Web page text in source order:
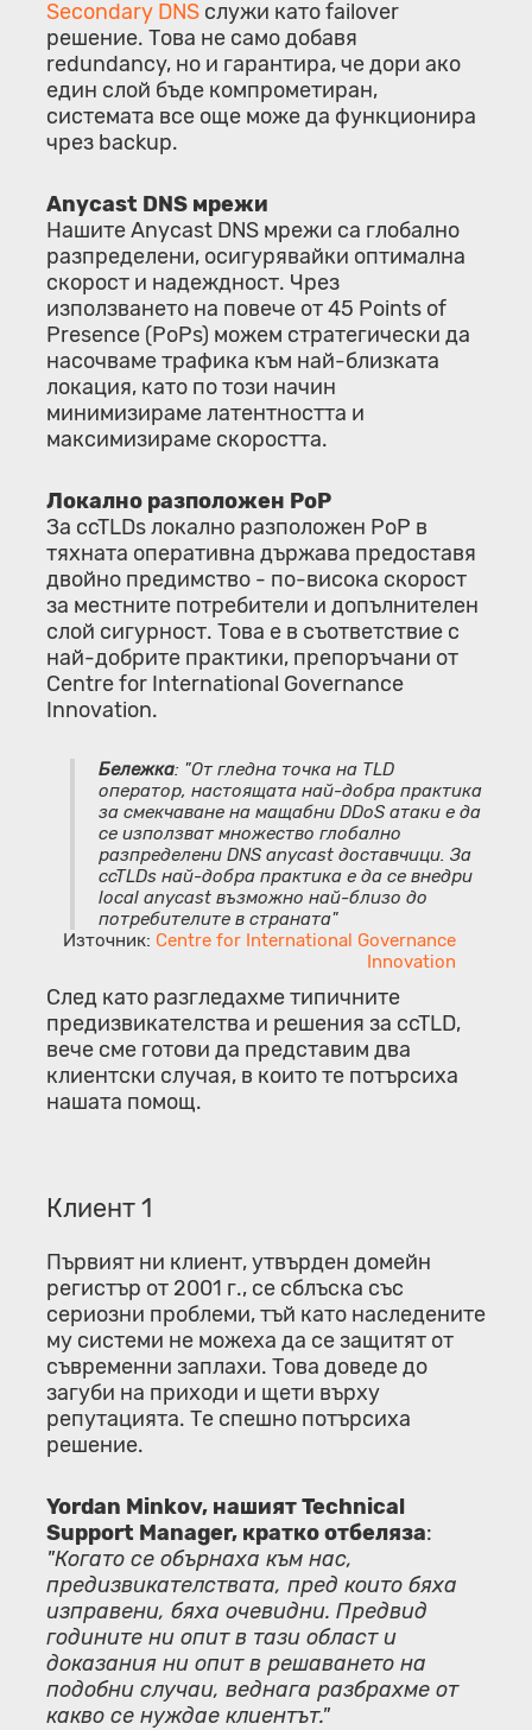
Secondary DNS служи като failover
решение. Това не само добавя
redundancy, но и гарантира, че дори ако
един слой бъде компрометиран,
системата все още може да функционира
чрез backup.
Anycast DNS мрежи
Нашите Anycast DNS мрежи са глобално
разпределени, осигурявайки оптимална
скорост и надеждност. Чрез
използването на повече от 45 Points of
Presence (PoPs) можем стратегически да
насочваме трафика към най-близката
локация, като по този начин
минимизираме латентността и
максимизираме скоростта.
Локално разположен PoP
За ccTLDs локално разположен PoP в
тяхната оперативна държава предоставя
двойно предимство - по-висока скорост
за местните потребители и допълнителен
слой сигурност. Това е в съответствие с
най-добрите практики, препоръчани от
Centre for International Governance
Innovation.
Бележка: "От гледна точка на TLD
оператор, настоящата най-добра практика
за смекчаване на мащабни DDoS атаки е да
се използват множество глобално
разпределени DNS anycast доставчици. За
ccTLDs най-добра практика е да се внедри
local anycast възможно най-близо до
потребителите в страната"
Източник: Centre for International Governance
Innovation
След като разгледахме типичните
предизвикателства и решения за ccTLD,
вече сме готови да представим два
клиентски случая, в които те потърсиха
нашата помощ.
Клиент 1
Първият ни клиент, утвърден домейн
регистър от 2001 г., се сблъска със
сериозни проблеми, тъй като наследените
му системи не можеха да се защитят от
съвременни заплахи. Това доведе до
загуби на приходи и щети върху
репутацията. Те спешно потърсиха
решение.
Yordan Minkov, нашият Technical
Support Manager, кратко отбеляза:
"Когато се обърнаха към нас,
предизвикателствата, пред които бяха
изправени, бяха очевидни. Предвид
годините ни опит в тази област и
доказания ни опит в решаването на
подобни случаи, веднага разбрахме от
какво се нуждае клиентът."